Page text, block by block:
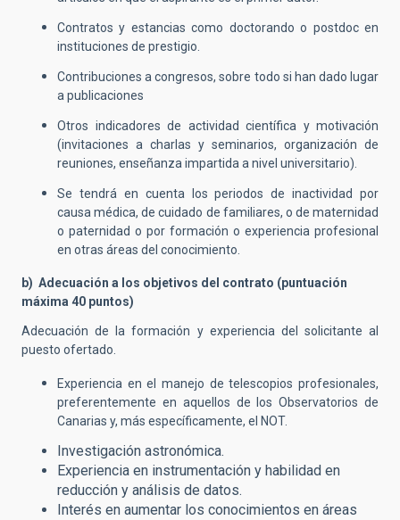
Contratos y estancias como doctorando o postdoc en
instituciones de prestigio.
Contribuciones a congresos, sobre todo si han dado lugar
a publicaciones
Otros indicadores de actividad científica y motivación
(invitaciones a charlas y seminarios, organización de
reuniones, enseñanza impartida a nivel universitario).
Se tendrá en cuenta los periodos de inactividad por
causa médica, de cuidado de familiares, o de maternidad
o paternidad o por formación o experiencia profesional
en otras áreas del conocimiento.
b) Adecuación a los objetivos del contrato (puntuación
máxima 40 puntos)
Adecuación de la formación y experiencia del solicitante al
puesto ofertado.
Experiencia en el manejo de telescopios profesionales,
preferentemente en aquellos de los Observatorios de
Canarias y, más específicamente, el NOT.
Investigación astronómica.
Experiencia en instrumentación y habilidad en
reducción y análisis de datos.
Interés en aumentar los conocimientos en áreas